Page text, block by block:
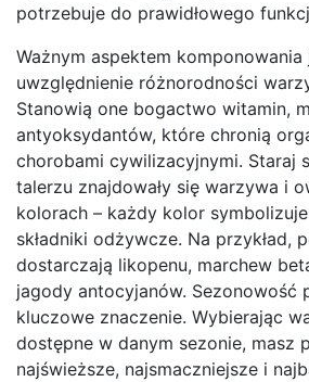
potrzebuje do prawidłowego
Ważnym aspektem komponowania
uwzględnienie różnorodności
Stanowią one bogactwo witamin,
antyoksydantów, które chronią
chorobami cywilizacyjnymi. Staraj
talerzu znajdowały się warzywa i
kolorach – każdy kolor
składniki odżywcze. Na przykład,
dostarczają likopenu, marchew
jagody antocyjanów. Sezonowość
kluczowe znaczenie. Wybierając
dostępne w danym sezonie, masz
najświeższe, najsmaczniejsze i